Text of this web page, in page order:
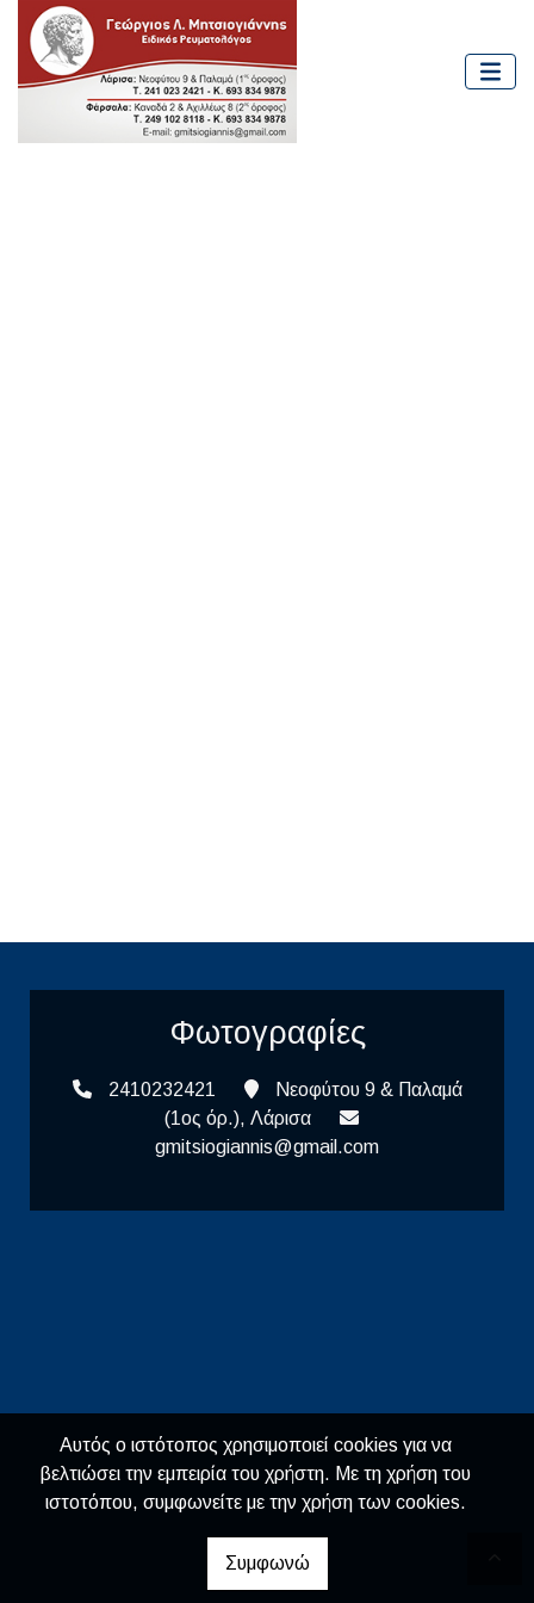
Φωτογραφίες
2410232421
Νεοφύτου 9 & Παλαμά
(1ος όρ.), Λάρισα
gmitsiogiannis@gmail.com
Αυτός ο ιστότοπος χρησιμοποιεί cookies για να
βελτιώσει την εμπειρία του χρήστη. Με τη χρήση του
ιστοτόπου, συμφωνείτε με την χρήση των cookies.
Συμφωνώ